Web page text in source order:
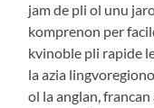
jam de pli ol unu
komprenon per
kvinoble pli rapide
la azia
ol la anglan,